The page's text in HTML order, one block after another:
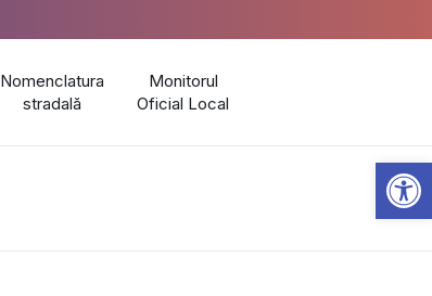
Nomenclatura
stradală
Monitorul
Oficial Local